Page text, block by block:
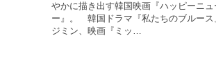
やかに描き出す韓国映画『ハッピーニュ
ー』。 韓国ドラマ『私たちのブルース
ジミン、映画『ミッ…